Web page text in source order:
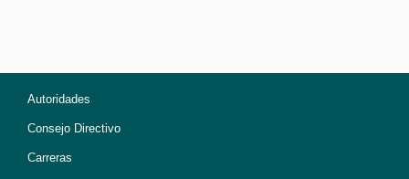
Autoridades
Consejo Directivo
Carreras